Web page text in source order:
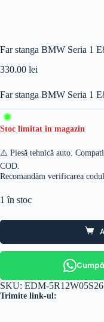
Far stanga BMW Seria 1
330.00 lei
Far stanga BMW Seria 1
Stoc limitat în magazin
⚠️ Piesă tehnică auto.
COD.
Recomandăm verificarea
1 în stoc
SKU: EDM-5R12W05S26
Trimite link-ul: